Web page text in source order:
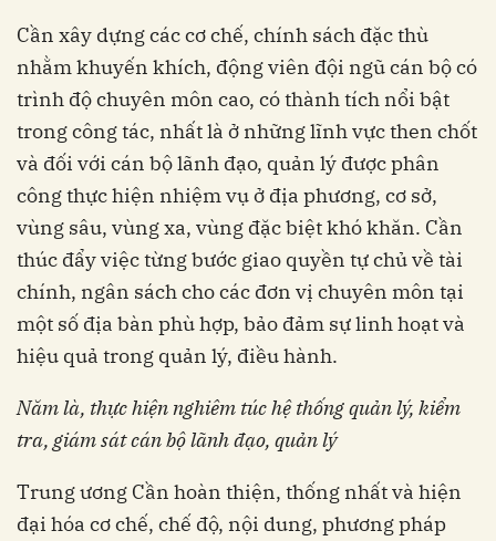
Cần xây dựng các cơ chế, chính sách đặc thù
nhằm khuyến khích, động viên đội ngũ cán bộ có
trình độ chuyên môn cao, có thành tích nổi bật
trong công tác, nhất là ở những lĩnh vực then chốt
và đối với cán bộ lãnh đạo, quản lý được phân
công thực hiện nhiệm vụ ở địa phương, cơ sở,
vùng sâu, vùng xa, vùng đặc biệt khó khăn. Cần
thúc đẩy việc từng bước giao quyền tự chủ về tài
chính, ngân sách cho các đơn vị chuyên môn tại
một số địa bàn phù hợp, bảo đảm sự linh hoạt và
hiệu quả trong quản lý, điều hành.
Năm là, thực hiện nghiêm túc hệ thống quản lý, kiểm
tra, giám sát cán bộ lãnh đạo, quản lý
Trung ương Cần hoàn thiện, thống nhất và hiện
đại hóa cơ chế, chế độ, nội dung, phương pháp